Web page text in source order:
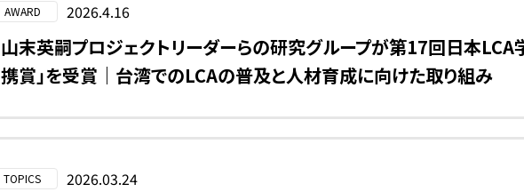
AWARD 2026.4.16
山末英嗣プロジェクトリーダーらの研究グループが第17回日本LCA
携賞」を受賞｜台湾でのLCAの普及と人材育成に向けた取り組み
TOPICS 2026.03.24